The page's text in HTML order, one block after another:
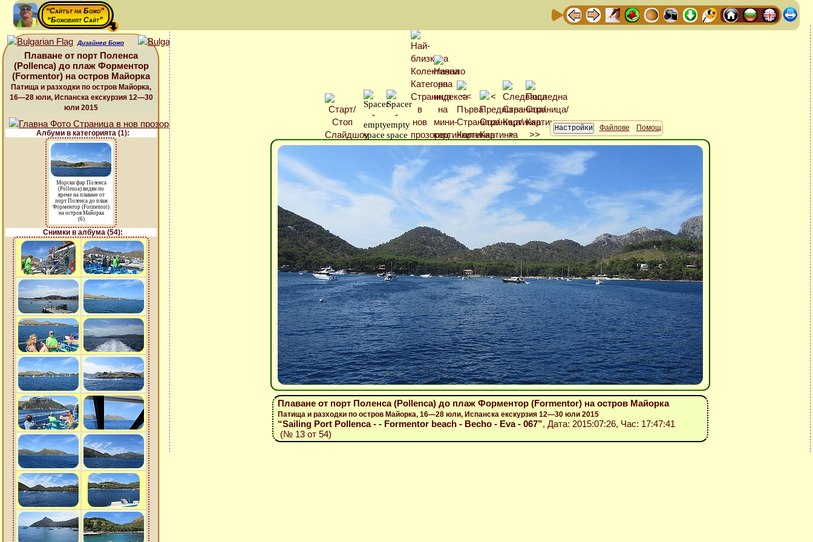
“Сайтът на Божо”
“Божовият Сайт”
Дизайнер Божо
Плаване от порт Поленса
(Pollenca) до плаж Форментор
(Formentor) на остров Майорка
Патища и разходки по остров Майорка,
16—28 юли, Испанска екскурзия 12—30
юли 2015
Албуми в категорията (1):
Морски фар Поленса
(Pollensa) видян по
време на плаване от
порт Поленса до плаж
Форментор (Formentor)
на остров Майорка
(6)
Снимки в албума (54):
Файлове Помощ
Плаване от порт Поленса (Pollenca) до плаж Форментор (Formentor) на остров Майорка
Патища и разходки по остров Майорка, 16—28 юли, Испанска екскурзия 12—30 юли 2015
“Sailing Port Pollenca - - Formentor beach - Becho - Eva - 067”, Дата: 2015:07:26, Час: 17:47:41
(№ 13 от 54)